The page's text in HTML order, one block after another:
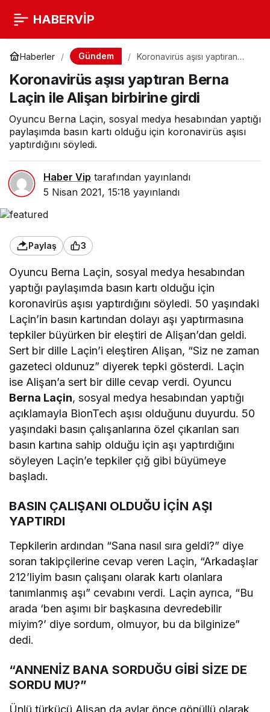
HABERVİP
Haberler Gündem
Koronavirüs aşısı yaptıran
girdi
Koronavirüs aşısı yaptıran Berna
Laçin ile Alişan birbirine girdi
Oyuncu Berna Laçin, sosyal medya hesabından yaptığı
paylaşımda basın kartı olduğu için koronavirüs aşısı
yaptırdığını söyledi.
Haber Vip tarafından yayınlandı
5 Nisan 2021, 15:18 yayınlandı
Paylaş 3
Oyuncu Berna Laçin, sosyal medya hesabından
yaptığı paylaşımda basın kartı olduğu için
koronavirüs aşısı yaptırdığını söyledi. 50 yaşındaki
Laçin’in basın kartından dolayı aşı yaptırmasına
tepkiler büyürken bir eleştiri de Alişan’dan geldi.
Sert bir dille Laçin’i eleştiren Alişan, “Siz ne zaman
gazeteci oldunuz” diyerek tepki gösterdi. Laçin
ise Alişan’a sert bir dille cevap verdi. Oyuncu
Berna Laçin, sosyal medya hesabından yaptığı
açıklamayla BionTech aşısı olduğunu duyurdu. 50
yaşındaki basın çalışanlarına özel çıkarılan sarı
basın kartına sahip olduğu için aşı yaptırdığını
söyleyen Laçin’e tepkiler çığ gibi büyümeye
başladı.
BASIN ÇALIŞANI OLDUĞU İÇİN AŞI
YAPTIRDI
Tepkilerin ardından “Sana nasıl sıra geldi?” diye
soran takipçilerine cevap veren Laçin, “Arkadaşlar
212’liyim basın çalışanı olarak kartı olanlara
tanımlanmış aşı” cevabını verdi. Laçin ayrıca, “Bu
arada ‘ben aşımı bir başkasına devredebilir
miyim?’ diye sordum, olmuyor, bu da bilginize”
dedi.
“ANNENİZ BANA SORDUĞU GİBİ SİZE DE
SORDU MU?”
Ünlü türkücü Alişan da aylar önce gönüllü olarak